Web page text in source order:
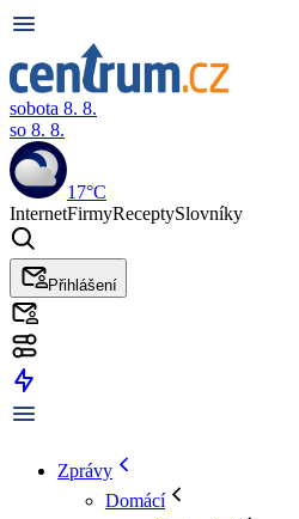
sobota 8. 8.
so 8. 8.
17°C
InternetFirmyReceptySlovníky
Přihlášení
Zprávy
Domácí